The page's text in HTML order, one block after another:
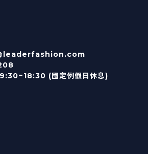
(國定例假日休息)